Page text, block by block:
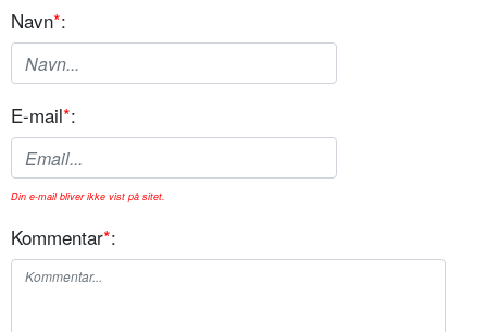
Navn*:
E-mail*:
Din e-mail bliver ikke vist på sitet.
Kommentar*: